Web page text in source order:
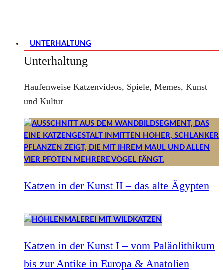
UNTERHALTUNG
Unterhaltung
Haufenweise Katzenvideos, Spiele, Memes, Kunst
und Kultur
Katzen in der Kunst II – das alte Ägypten
Katzen in der Kunst I – vom Paläolithikum
bis zur Antike in Europa & Anatolien